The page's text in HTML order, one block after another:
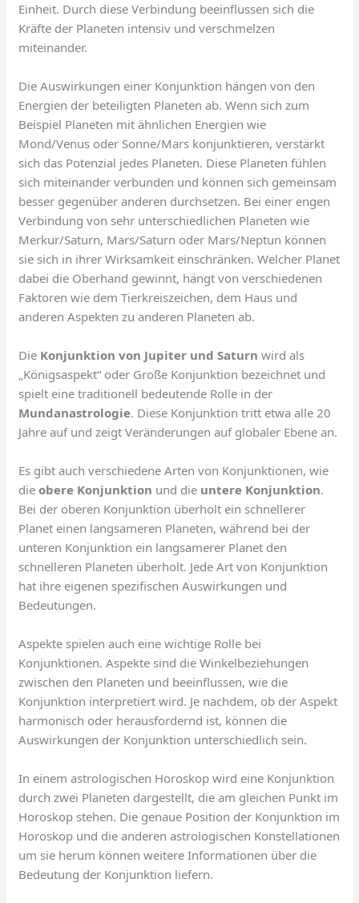
Einheit. Durch diese Verbindung beeinflussen sich die
Kräfte der Planeten intensiv und verschmelzen
miteinander.
Die Auswirkungen einer Konjunktion hängen von den
Energien der beteiligten Planeten ab. Wenn sich zum
Beispiel Planeten mit ähnlichen Energien wie
Mond/Venus oder Sonne/Mars konjunktieren, verstärkt
sich das Potenzial jedes Planeten. Diese Planeten fühlen
sich miteinander verbunden und können sich gemeinsam
besser gegenüber anderen durchsetzen. Bei einer engen
Verbindung von sehr unterschiedlichen Planeten wie
Merkur/Saturn, Mars/Saturn oder Mars/Neptun können
sie sich in ihrer Wirksamkeit einschränken. Welcher Planet
dabei die Oberhand gewinnt, hängt von verschiedenen
Faktoren wie dem Tierkreiszeichen, dem Haus und
anderen Aspekten zu anderen Planeten ab.
Die Konjunktion von Jupiter und Saturn wird als
„Königsaspekt“ oder Große Konjunktion bezeichnet und
spielt eine traditionell bedeutende Rolle in der
Mundanastrologie. Diese Konjunktion tritt etwa alle 20
Jahre auf und zeigt Veränderungen auf globaler Ebene an.
Es gibt auch verschiedene Arten von Konjunktionen, wie
dieobere Konjunktion und die untere Konjunktion.
Bei der oberen Konjunktion überholt ein schnellerer
Planet einen langsameren Planeten, während bei der
unteren Konjunktion ein langsamerer Planet den
schnelleren Planeten überholt. Jede Art von Konjunktion
hat ihre eigenen spezifischen Auswirkungen und
Bedeutungen.
Aspekte spielen auch eine wichtige Rolle bei
Konjunktionen. Aspekte sind die Winkelbeziehungen
zwischen den Planeten und beeinflussen, wie die
Konjunktion interpretiert wird. Je nachdem, ob der Aspekt
harmonisch oder herausfordernd ist, können die
Auswirkungen der Konjunktion unterschiedlich sein.
In einem astrologischen Horoskop wird eine Konjunktion
durch zwei Planeten dargestellt, die am gleichen Punkt im
Horoskop stehen. Die genaue Position der Konjunktion im
Horoskop und die anderen astrologischen Konstellationen
um sie herum können weitere Informationen über die
Bedeutung der Konjunktion liefern.